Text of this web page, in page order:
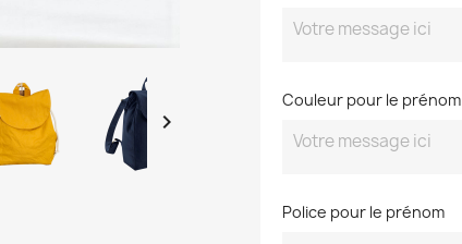

Couleur pour le prénom
Police pour le prénom